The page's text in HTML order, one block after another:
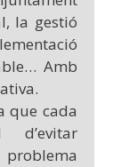
la gestió
Amb
que cada
problema